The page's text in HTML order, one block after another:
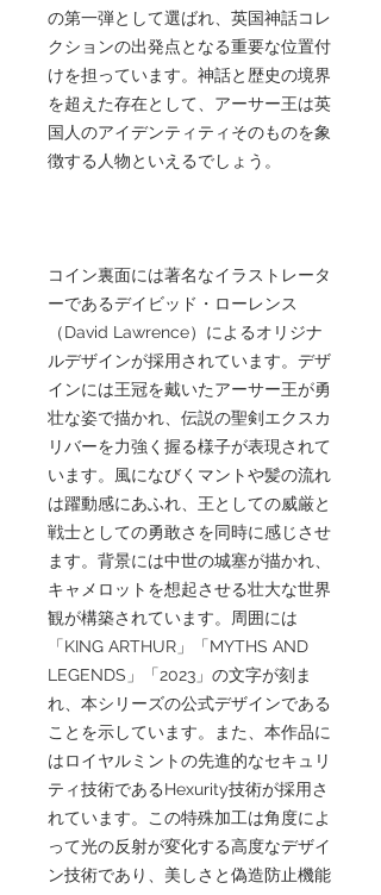
の第一弾として選ばれ、英国神話コレ
クションの出発点となる重要な位置付
けを担っています。神話と歴史の境界
を超えた存在として、アーサー王は英
国人のアイデンティティそのものを象
徴する人物といえるでしょう。
コイン裏面には著名なイラストレータ
ーであるデイビッド・ローレンス
（David Lawrence）によるオリジナ
ルデザインが採用されています。デザ
インには王冠を戴いたアーサー王が勇
壮な姿で描かれ、伝説の聖剣エクスカ
リバーを力強く握る様子が表現されて
います。風になびくマントや髪の流れ
は躍動感にあふれ、王としての威厳と
戦士としての勇敢さを同時に感じさせ
ます。背景には中世の城塞が描かれ、
キャメロットを想起させる壮大な世界
観が構築されています。周囲には
「KING ARTHUR」「MYTHS AND
LEGENDS」「2023」の文字が刻ま
れ、本シリーズの公式デザインである
ことを示しています。また、本作品に
はロイヤルミントの先進的なセキュリ
ティ技術であるHexurity技術が採用さ
れています。この特殊加工は角度によ
って光の反射が変化する高度なデザイ
ン技術であり、美しさと偽造防止機能